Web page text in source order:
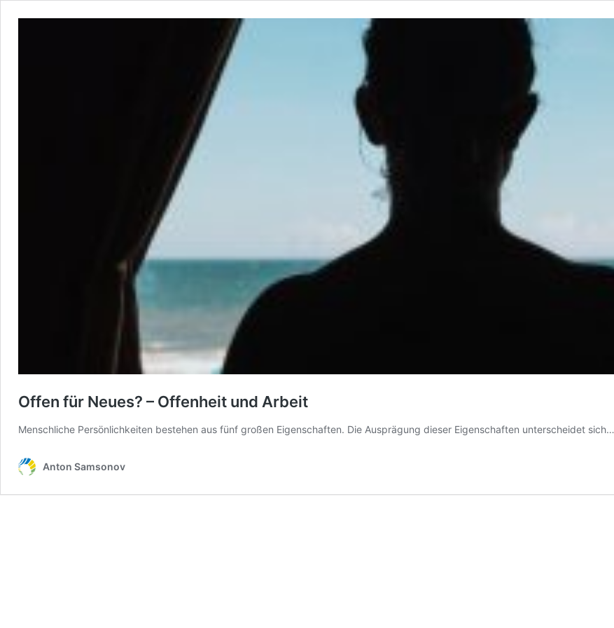
Offen für Neues? – Offenheit und Arbeit
Menschliche Persönlichkeiten bestehen aus fünf großen Eigenschaften. Die Ausprägung dieser Eigenschaften unterscheidet sich…
Anton Samsonov